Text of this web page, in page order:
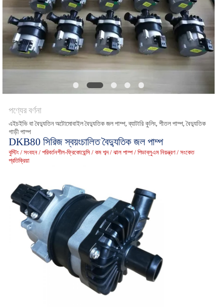
সব
ক্ষেত্রেই
উদ্ধৃতির
জন্য
আবেদন
সাইট
ম্যাপ
নীতি
পণ্যের বর্ণনা
এইচইভি বা বৈদ্যুতিন অটোমোবাইল বৈদ্যুতিক জল পাম্প, ব্যাটারি কুলিং, শীতল পাম্প, বৈদ্যুতিক
গাড়ী পাম্প
DKB80 সিরিজ স্বয়ংচালিত বৈদ্যুতিক জল পাম্প
বুস্টিং / সংবহন / পরিবর্তনশীল-ফ্রিকোয়েন্সি / কম শব্দ / ঝাল পাম্প / পিডাব্লুএম নিয়ন্ত্রণ / সংকেত
প্রতিক্রিয়া